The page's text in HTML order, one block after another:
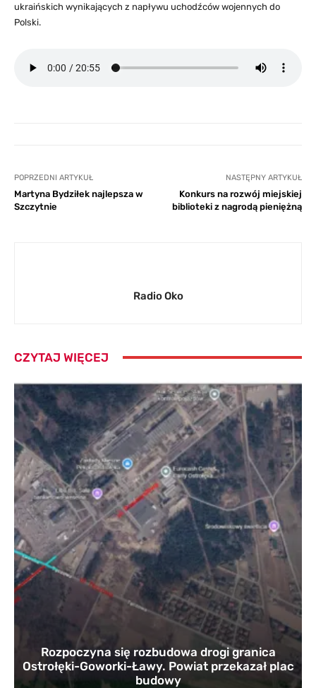
ukraińskich wynikających z napływu uchodźców wojennych do
Polski.
POPRZEDNI ARTYKUŁ
Martyna Bydziłek najlepsza w
Szczytnie
NASTĘPNY ARTYKUŁ
Konkurs na rozwój miejskiej
biblioteki z nagrodą pieniężną
Radio Oko
CZYTAJ WIĘCEJ
Rozpoczyna się rozbudowa drogi granica
Ostrołęki-Goworki-Ławy. Powiat przekazał plac
budowy